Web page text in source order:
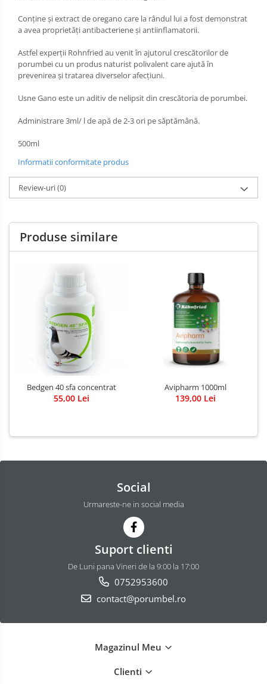
Conține și extract de oregano care la rândul lui a fost demonstrat
a avea proprietăți antibacteriene și antiinflamatorii.
Astfel experții Rohnfried au venit în ajutorul crescătorilor de
porumbei cu un produs naturist polivalent care ajută în
prevenirea și tratarea diverselor afecțiuni.
Usne Gano este un aditiv de nelipsit din crescătoria de porumbei.
Administrare 3ml/ l de apă de 2-3 ori pe săptămână.
500ml
Informatii conformitate produs
Review-uri(0)
Produse similare
Bedgen 40 sfa concentrat
55,00 Lei
Avipharm 1000ml
139,00 Lei
Social
Urmareste-ne in social media
Suport clienti
De Luni pana Vineri de la 9:00 la 17:00
0752953600
contact@porumbel.ro
Magazinul Meu
Clienti